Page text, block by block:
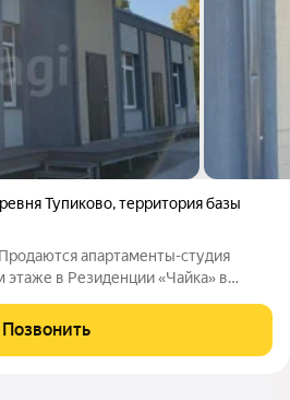
Тупиково,территория базы
апартаменты-студия
в Резиденции «Чайка» в
охраняемой территории
Десна.
Позвонить